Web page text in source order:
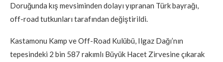
Doruğunda kış mevsiminden dolayı yıpranan Türk bayrağı,
off-road tutkunları tarafından değiştirildi.
Kastamonu Kamp ve Off-Road Kulübü, Ilgaz Dağı’nın
tepesindeki 2 bin 587 rakımlı Büyük Hacet Zirvesine çıkarak